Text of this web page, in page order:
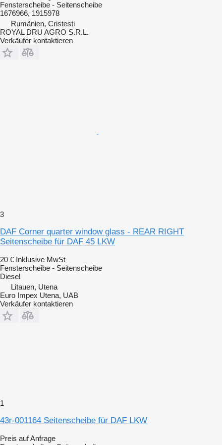
Fensterscheibe - Seitenscheibe
1676966, 1915978
Rumänien, Cristesti
ROYAL DRU AGRO S.R.L.
Verkäufer kontaktieren
3
DAF Corner quarter window glass - REAR RIGHT
Seitenscheibe für DAF 45 LKW
20 € Inklusive MwSt
Fensterscheibe - Seitenscheibe
Diesel
Litauen, Utena
Euro Impex Utena, UAB
Verkäufer kontaktieren
1
43r-001164 Seitenscheibe für DAF LKW
Preis auf Anfrage